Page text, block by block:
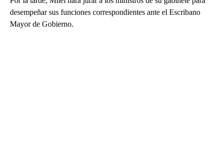
desempeñar sus funciones correspondientes ante el Escribano
Mayor de Gobierno.